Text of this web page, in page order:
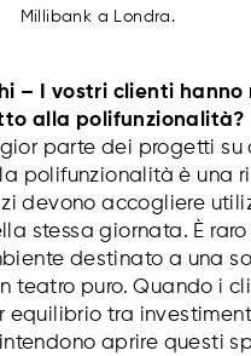
Millibank a Londra.
– I vostri clienti hanno
alla polifunzionalità?
parte dei progetti su
polifunzionalità è una
devono accogliere
stessa giornata. È
destinato a una
teatro puro. Quando i
equilibrio tra
aprire questi